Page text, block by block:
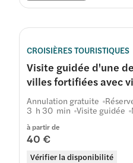
CROISIÈRES TOURISTIQUES
Visite guidée d'une
villes fortifiées avec
à partir de
40 €
Vérifier la disponibilité
Annulation gratuite
3 h 30 min Visite guidée